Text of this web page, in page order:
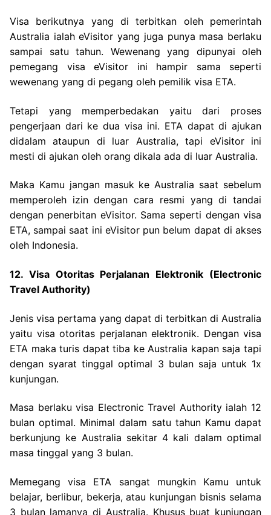
Visa berikutnya yang di terbitkan oleh pemerintah
Australia ialah eVisitor yang juga punya masa berlaku
sampai satu tahun. Wewenang yang dipunyai oleh
pemegang visa eVisitor ini hampir sama seperti
wewenang yang di pegang oleh pemilik visa ETA.
Tetapi yang memperbedakan yaitu dari proses
pengerjaan dari ke dua visa ini. ETA dapat di ajukan
didalam ataupun di luar Australia, tapi eVisitor ini
mesti di ajukan oleh orang dikala ada di luar Australia.
Maka Kamu jangan masuk ke Australia saat sebelum
memperoleh izin dengan cara resmi yang di tandai
dengan penerbitan eVisitor. Sama seperti dengan visa
ETA, sampai saat ini eVisitor pun belum dapat di akses
oleh Indonesia.
12. Visa Otoritas Perjalanan Elektronik (Electronic
Travel Authority)
Jenis visa pertama yang dapat di terbitkan di Australia
yaitu visa otoritas perjalanan elektronik. Dengan visa
ETA maka turis dapat tiba ke Australia kapan saja tapi
dengan syarat tinggal optimal 3 bulan saja untuk 1x
kunjungan.
Masa berlaku visa Electronic Travel Authority ialah 12
bulan optimal. Minimal dalam satu tahun Kamu dapat
berkunjung ke Australia sekitar 4 kali dalam optimal
masa tinggal yang 3 bulan.
Memegang visa ETA sangat mungkin Kamu untuk
belajar, berlibur, bekerja, atau kunjungan bisnis selama
3 bulan lamanya di Australia. Khusus buat kunjungan